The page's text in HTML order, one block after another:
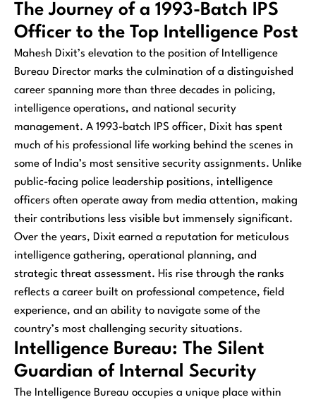
The Journey of a 1993-Batch IPS
Officer to the Top Intelligence Post
Mahesh Dixit’s elevation to the position of Intelligence
Bureau Director marks the culmination of a distinguished
career spanning more than three decades in policing,
intelligence operations, and national security
management. A 1993-batch IPS officer, Dixit has spent
much of his professional life working behind the scenes in
some of India’s most sensitive security assignments. Unlike
public-facing police leadership positions, intelligence
officers often operate away from media attention, making
their contributions less visible but immensely significant.
Over the years, Dixit earned a reputation for meticulous
intelligence gathering, operational planning, and
strategic threat assessment. His rise through the ranks
reflects a career built on professional competence, field
experience, and an ability to navigate some of the
country’s most challenging security situations.
Intelligence Bureau: The Silent
Guardian of Internal Security
The Intelligence Bureau occupies a unique place within